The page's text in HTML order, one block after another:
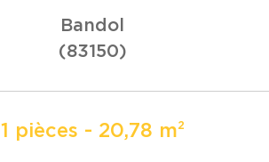
Bandol
(83150)
1 pièces - 20,78 m²